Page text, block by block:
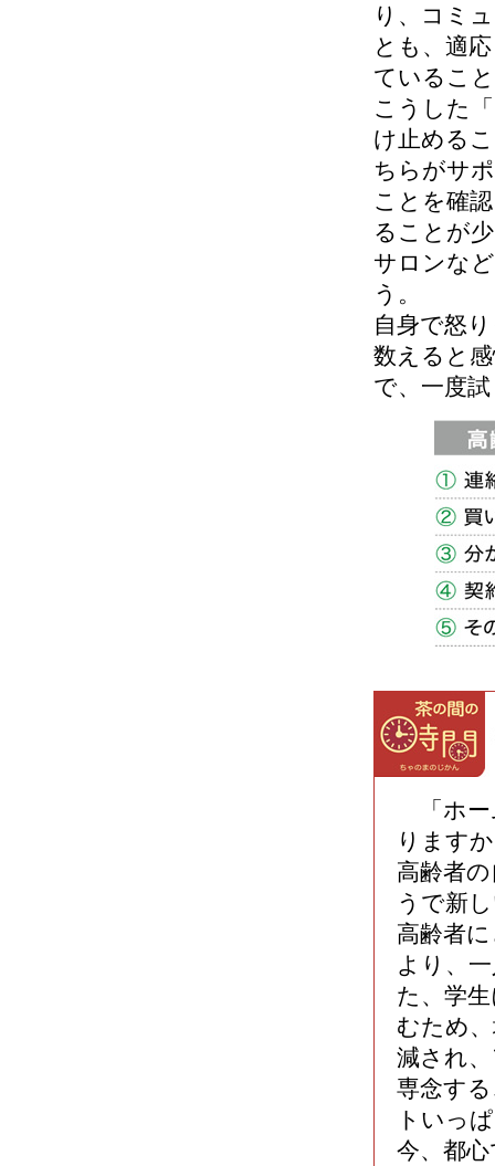
り、コミ
とも、適
ているこ
こうした
け止める
ちらがサ
ことを確
ることが
サロンな
う。
自身で怒
数えると
で、一度
「ホー
ります
高齢者
うで新
高齢者
より、
た、学
むため
減され
専念す
トいっ
今、都